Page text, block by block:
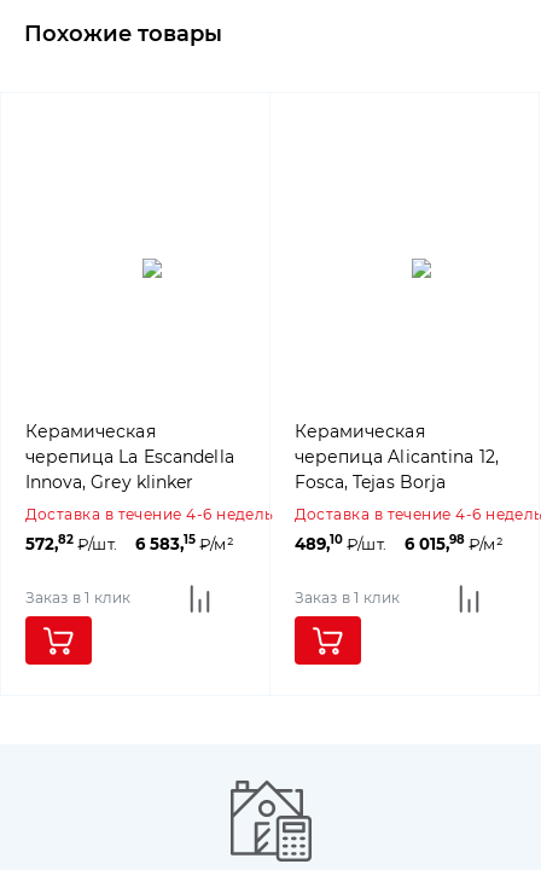
Похожие товары
Керамическая
черепица La Escandella
Innova, Grey klinker
Доставка в течение 4-6 недель
572,82₽/шт. 6 583,15₽/м²
Заказ в 1 клик
Керамическая
черепица Alicantina 12,
Fosca, Tejas Borja
Доставка в течение 4-6
489,10₽/шт. 6 015,98₽/м²
Заказ в 1 клик